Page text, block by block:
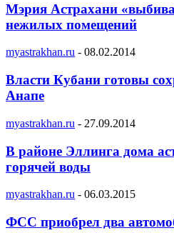
Мэрия Астрахани
нежилых помещений
myastrakhan.ru - 08.02.2014
Власти Кубани готовы
Анапе
myastrakhan.ru - 27.09.2014
В районе Эллинга дома
горячей воды
myastrakhan.ru - 06.03.2015
ФСС приобрел два